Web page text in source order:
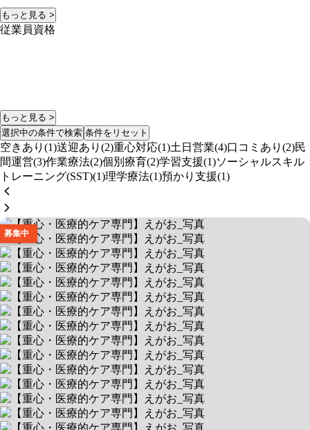
もっと見る >
従業員資格
もっと見る >
選択中の条件で検索 条件をリセット
空きあり(1)送迎あり(2)重心対応(1)土日営業(4)口コミあり(2)民
間運営(3)作業療法(2)個別療育(2)学習支援(1)ソーシャルスキル
トレーニング(SST)(1)理学療法(1)預かり支援(1)
募集中
【重心・医療的ケア専門】えがお
0歳から64歳まで、一つの施設で継続サポート
送迎あり 空きあり
平日 9:30～15:30 / 土 9:30～15:30
6110011